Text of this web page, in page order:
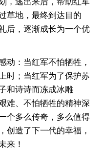
草地，最终到达目的
后，逐渐成长为一个优
动：当红军不怕牺牲，
时；当红军为了保护苏
和诗诗而冻成冰雕
难、不怕牺牲的精神深
个多么传奇，多么值得
创造了下一代的幸福，
来！